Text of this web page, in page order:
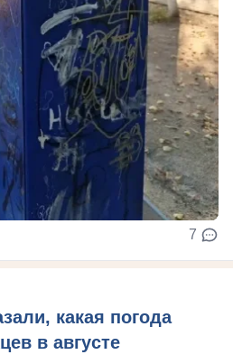
7
какая погода
в августе